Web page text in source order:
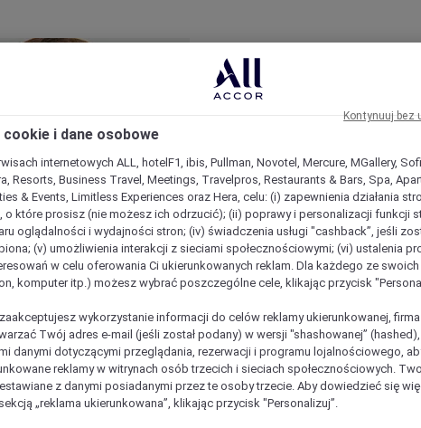
jest wyjątkowy
cookie i dane osobowe
internetowych ALL, hotelF1, ibis, Pullman, Novotel, Mercure, MGallery,
Resorts, Business Travel, Meetings, Travelpros, Restaurants & Bars, Spa,
& Events, Limitless Experiences oraz Hera, celu: (i) zapewnienia działania
o które prosisz (nie możesz ich odrzucić); (ii) poprawy i personalizacji funkcji
oglądalności i wydajności stron; (iv) świadczenia usługi "cashback”, jeśli
(v) umożliwienia interakcji z sieciami społecznościowymi; (vi) ustalenia
w celu oferowania Ci ukierunkowanych reklam. Dla każdego ze
komputer itp.) możesz wybrać poszczególne cele, klikając przycisk
wykorzystanie informacji do celów reklamy ukierunkowanej,
Twój adres e-mail (jeśli został podany) w wersji "shashowanej”
danymi dotyczącymi przeglądania, rezerwacji i programu lojalnościowego,
reklamy w witrynach osób trzecich i sieciach społecznościowych.
z danymi posiadanymi przez te osoby trzecie. Aby dowiedzieć się
„reklama ukierunkowana”, klikając przycisk "Personalizuj”.
Kontynuuj